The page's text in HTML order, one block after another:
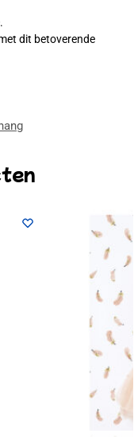
dit betoverende